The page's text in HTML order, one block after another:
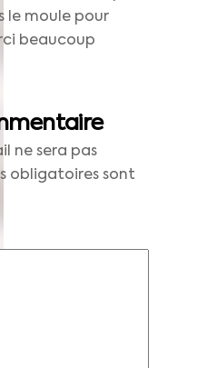
le moule pour
beaucoup
ne sera pas
obligatoires sont